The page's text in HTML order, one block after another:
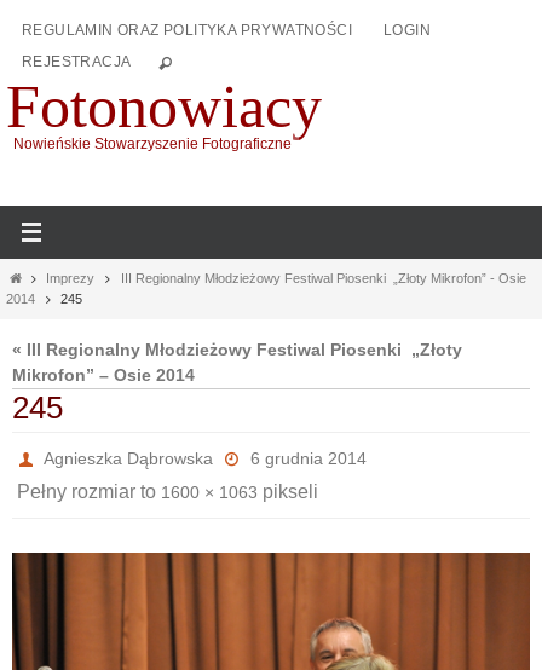
treści
REGULAMIN ORAZ POLITYKA PRYWATNOŚCI
LOGIN
REJESTRACJA
Fotonowiacy
Nowieńskie Stowarzyszenie Fotograficzne
HomeImprezy
III Regionalny Młodzieżowy Festiwal Piosenki „Złoty Mikrofon” - Osie
2014
245
« III Regionalny Młodzieżowy Festiwal Piosenki „Złoty
Mikrofon” – Osie 2014
245
Agnieszka Dąbrowska 6 grudnia 2014
Pełny rozmiar to 1600 × 1063 pikseli